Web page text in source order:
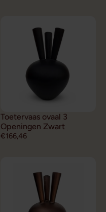
Toetervaas ovaal 3
Openingen Zwart
€166,46